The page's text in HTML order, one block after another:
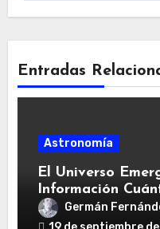
Entradas
Astronomía
El Universo
Información
Cosmológica
Germán